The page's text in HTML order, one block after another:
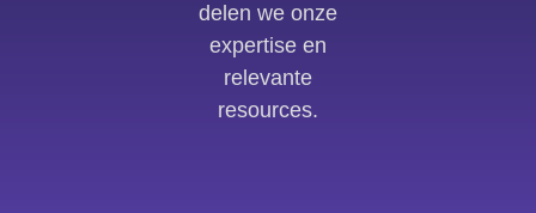
delen we onze
expertise en
relevante
resources.